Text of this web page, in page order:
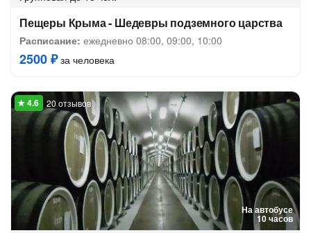
Пещеры Крыма - Шедевры подземного царства
Расписание: ежедневно 08:00, 09:00, 10:00
2500 ₽за человека
На автобусе
10 часов
20 отзывов